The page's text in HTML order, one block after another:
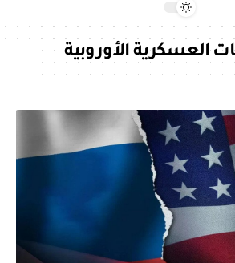
العسكرية الأوروبية